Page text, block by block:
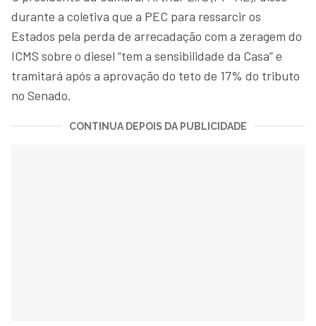
durante a coletiva que a PEC para ressarcir os
Estados pela perda de arrecadação com a zeragem do
ICMS sobre o diesel “tem a sensibilidade da Casa” e
tramitará após a aprovação do teto de 17% do tributo
no Senado.
CONTINUA DEPOIS DA PUBLICIDADE